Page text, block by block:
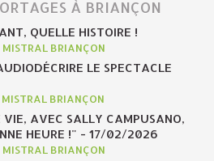
À BRIANÇON
QUELLE HISTOIRE !
MISTRAL BRIANÇON
LE SPECTACLE
MISTRAL BRIANÇON
VIE, AVEC SALLY CAMPUSANO,
HEURE !" - 17/02/2026
MISTRAL BRIANÇON